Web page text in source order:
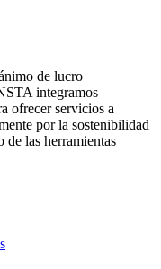
de lucro
integramos
ofrecer servicios a
por la sostenibilidad
las herramientas